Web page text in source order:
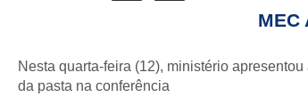
MEC
Nesta quarta-feira (12), ministério
da pasta na conferência